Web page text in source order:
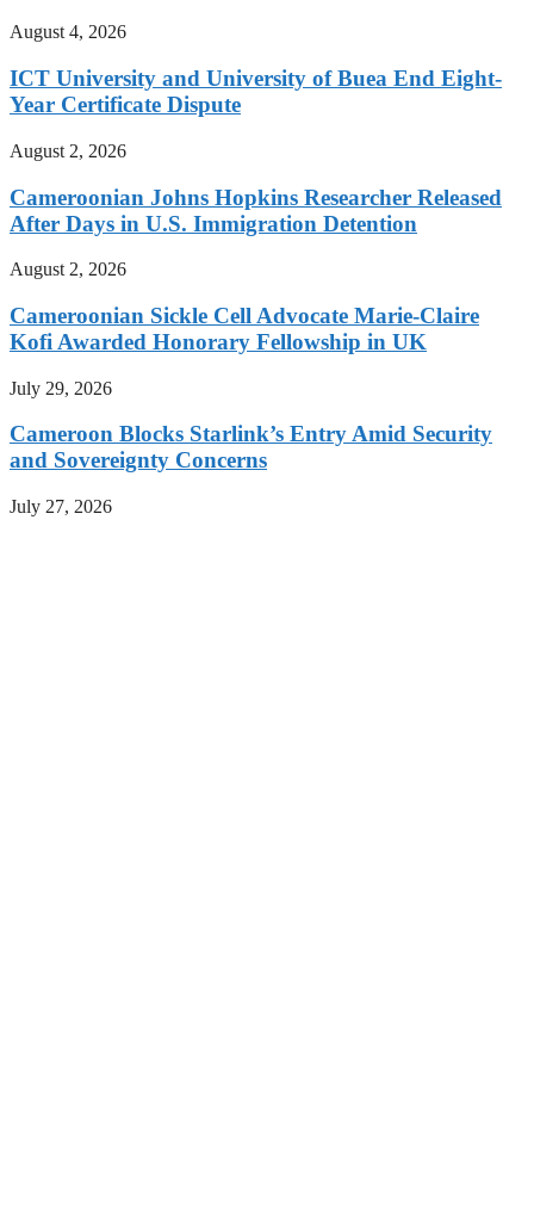
August 4, 2026
ICT University and University of Buea End Eight-
Year Certificate Dispute
August 2, 2026
Cameroonian Johns Hopkins Researcher Released
After Days in U.S. Immigration Detention
August 2, 2026
Cameroonian Sickle Cell Advocate Marie-Claire
Kofi Awarded Honorary Fellowship in UK
July 29, 2026
Cameroon Blocks Starlink’s Entry Amid Security
and Sovereignty Concerns
July 27, 2026